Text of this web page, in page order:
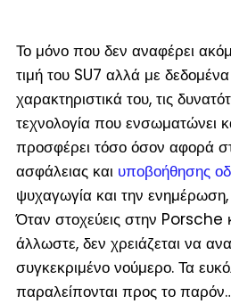
Το μόνο που δεν αναφέρει
τιμή του SU7 αλλά με δεδομένα
χαρακτηριστικά του, τις
τεχνολογία που ενσωματώνει
προσφέρει τόσο όσον αφορά
ασφάλειας και υποβοήθησης
ψυχαγωγία και την ενημέρωση,
Όταν στοχεύεις στην Porsche
άλλωστε, δεν χρειάζεται να
συγκεκριμένο νούμερο. Τα
παραλείπονται προς το